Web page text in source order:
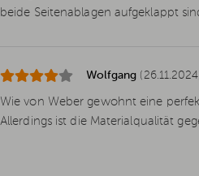
beide Seitenablagen aufgeklappt
Wolfgang
Wie von Weber gewohnt eine
Allerdings ist die Materialqualität